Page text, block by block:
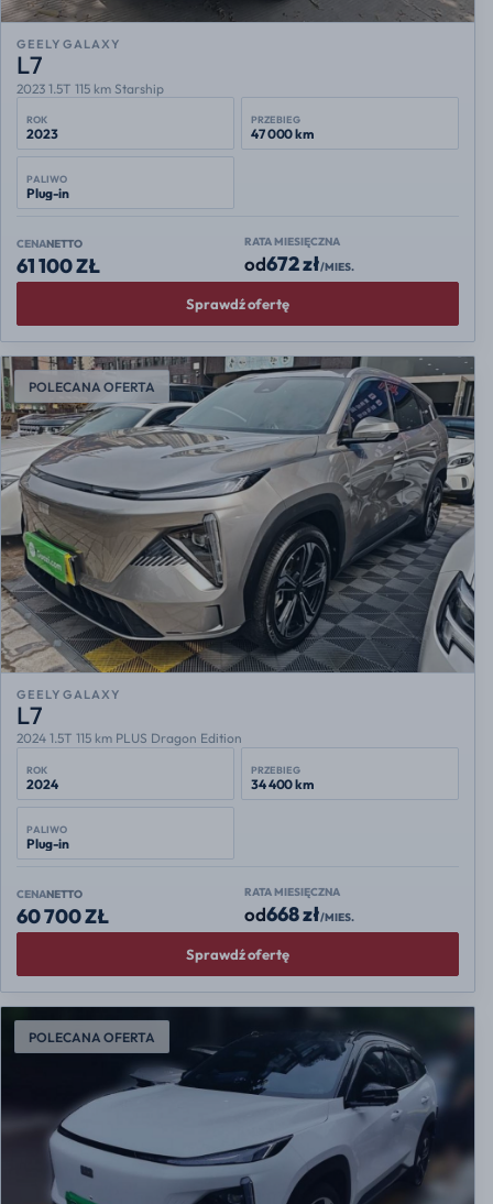
GEELY GALAXY
L7
2023 1.5T 115 km Starship
ROK
2023
PRZEBIEG
47 000 km
PALIWO
Plug-in
CENANETTO
61 100 ZŁ
RATA MIESIĘCZNA
od672 zł/MIES.
Sprawdź ofertę
POLECANA OFERTA
GEELY GALAXY
L7
2024 1.5T 115 km PLUS Dragon Edition
ROK
2024
PRZEBIEG
34 400 km
PALIWO
Plug-in
CENANETTO
60 700 ZŁ
RATA MIESIĘCZNA
od668 zł/MIES.
Sprawdź ofertę
POLECANA OFERTA